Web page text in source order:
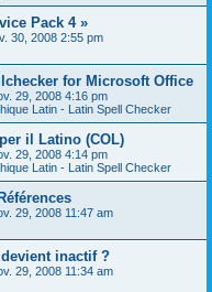
Pack 4 »
30, 2008 2:55 pm
for Microsoft Office
29, 2008 4:16 pm
Latin - Latin Spell Checker
il Latino (COL)
29, 2008 4:14 pm
Latin - Latin Spell Checker
29, 2008 11:47 am
inactif ?
29, 2008 11:34 am